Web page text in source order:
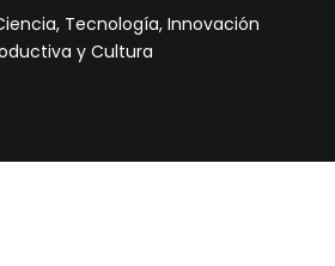
Tecnología, Innovación
y Cultura